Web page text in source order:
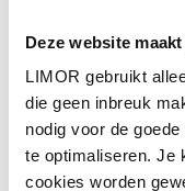
Deze website
LIMOR gebruikt
die geen inbreuk
nodig voor de
te optimaliseren. Je
cookies worden